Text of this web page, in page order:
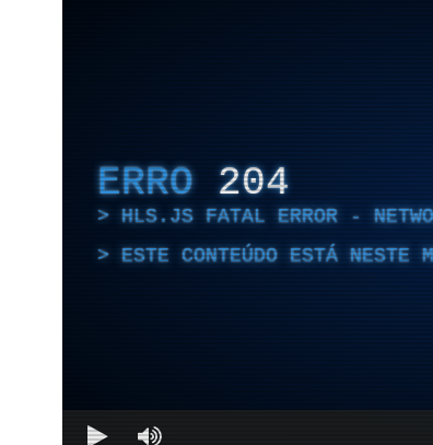
ERRO 204
HLS.JS FATAL ERROR -
ESTE CONTEÚDO ESTÁ NESTE